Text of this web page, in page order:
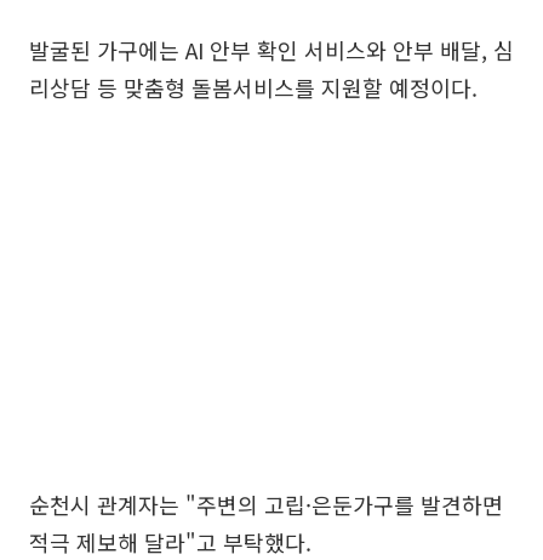
발굴된 가구에는 AI 안부 확인 서비스와 안부 배달, 심
리상담 등 맞춤형 돌봄서비스를 지원할 예정이다.
순천시 관계자는 "주변의 고립·은둔가구를 발견하면
적극 제보해 달라"고 부탁했다.